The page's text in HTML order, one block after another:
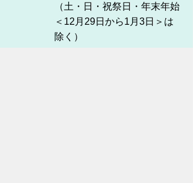
（土・日・祝祭日・年末年始
＜12月29日から1月3日＞は
除く）